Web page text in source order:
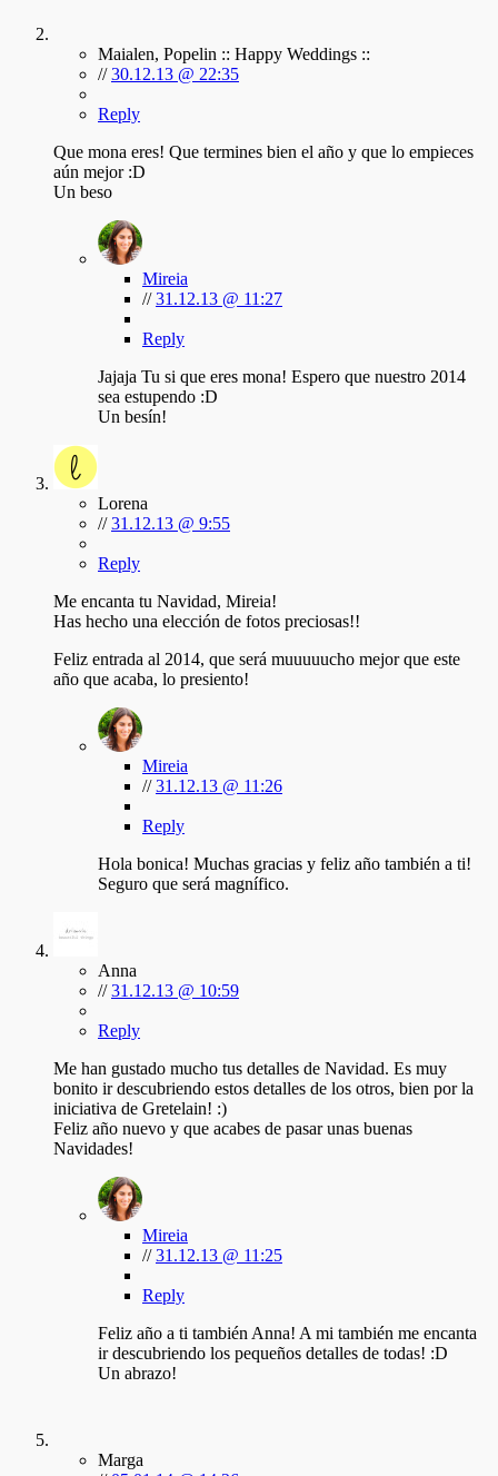
Maialen, Popelin :: Happy Weddings ::
//30.12.13 @ 22:35
Reply
Que mona eres! Que termines bien el año y que lo empieces
aún mejor :D
Un beso
Mireia
//31.12.13 @ 11:27
Reply
Jajaja Tu si que eres mona! Espero que nuestro 2014
sea estupendo :D
Un besín!
Lorena
//31.12.13 @ 9:55
Reply
Me encanta tu Navidad, Mireia!
Has hecho una elección de fotos preciosas!!
Feliz entrada al 2014, que será muuuuucho mejor que este
año que acaba, lo presiento!
Mireia
//31.12.13 @ 11:26
Reply
Hola bonica! Muchas gracias y feliz año también a ti!
Seguro que será magnífico.
Anna
//31.12.13 @ 10:59
Reply
Me han gustado mucho tus detalles de Navidad. Es muy
bonito ir descubriendo estos detalles de los otros, bien por la
iniciativa de Gretelain! :)
Feliz año nuevo y que acabes de pasar unas buenas
Navidades!
Mireia
//31.12.13 @ 11:25
Reply
Feliz año a ti también Anna! A mi también me encanta
ir descubriendo los pequeños detalles de todas! :D
Un abrazo!
Marga